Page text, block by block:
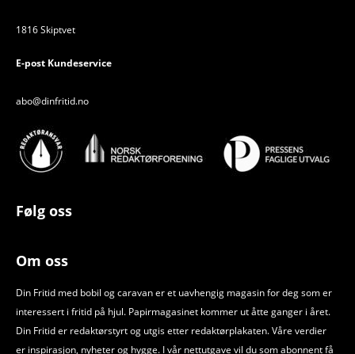
1816 Skiptvet
E-post Kundeservice
abo@dinfritid.no
Følg oss
Om oss
Din Fritid med bobil og caravan er et uavhengig magasin for deg som er
interessert i fritid på hjul. Papirmagasinet kommer ut åtte ganger i året.
Din Fritid er redaktørstyrt og utgis etter redaktørplakaten. Våre verdier
er inspirasjon, nyheter og hygge. I vår nettutgave vil du som abonnent få